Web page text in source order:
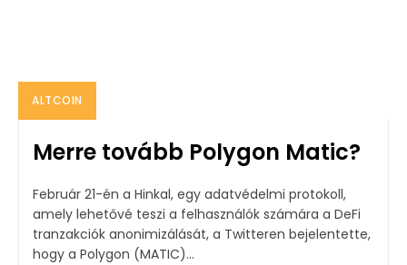
ALTCOIN
Merre tovább Polygon Matic?
Február 21-én a Hinkal, egy adatvédelmi protokoll,
amely lehetővé teszi a felhasználók számára a DeFi
tranzakciók anonimizálását, a Twitteren bejelentette,
hogy a Polygon (MATIC)...